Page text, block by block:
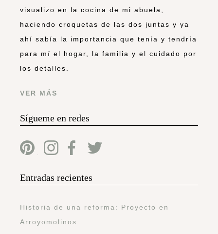
visualizo en la cocina de mi abuela,
haciendo croquetas de las dos juntas y ya
ahí sabía la importancia que tenía y tendría
para mí el hogar, la familia y el cuidado por
los detalles.
VER MÁS
Sígueme en redes
Entradas recientes
Historia de una reforma: Proyecto en
Arroyomolinos